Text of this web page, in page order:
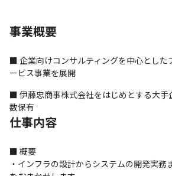
事業概要
■ 企業向けコンサルティングを中心とした
ービス事業を展開
■ 伊藤忠商事株式会社をはじめとする大手
数保有
仕事内容
■ 概要
・インフラの設計からシステムの開発実務